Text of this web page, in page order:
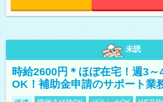
未読
時給2600円＊ほぼ在宅！週3～
OK！補助金申請のサポート業